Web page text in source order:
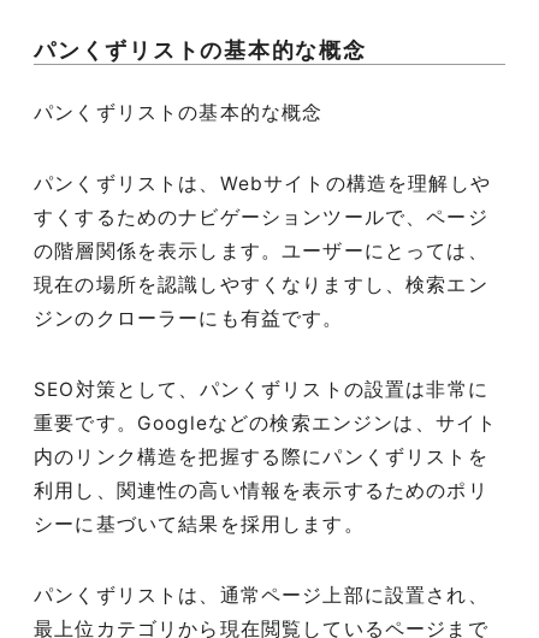
パンくずリストの基本的な概念
パンくずリストの基本的な概念
パンくずリストは、Webサイトの構造を理解しや
すくするためのナビゲーションツールで、ページ
の階層関係を表示します。ユーザーにとっては、
現在の場所を認識しやすくなりますし、検索エン
ジンのクローラーにも有益です。
SEO対策として、パンくずリストの設置は非常に
重要です。Googleなどの検索エンジンは、サイト
内のリンク構造を把握する際にパンくずリストを
利用し、関連性の高い情報を表示するためのポリ
シーに基づいて結果を採用します。
パンくずリストは、通常ページ上部に設置され、
最上位カテゴリから現在閲覧しているページまで